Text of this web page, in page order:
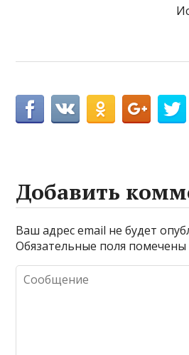
Добавить
Ваш адрес email не будет
Обязательные поля помечены